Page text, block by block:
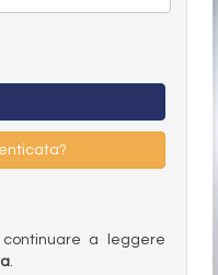
a leggere
.